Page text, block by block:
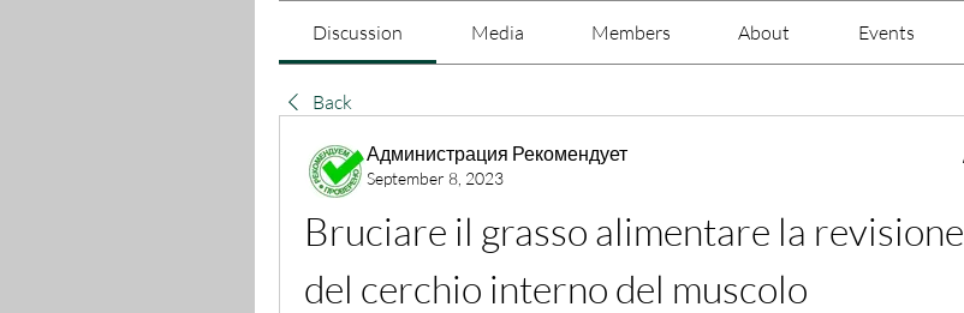
Discussion Media Members About Events
Back
Администрация Рекомендует
September 8, 2023
Bruciare il grasso alimentare la revisione
del cerchio interno del muscolo